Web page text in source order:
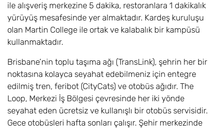
ile alışveriş merkezine 5 dakika, restoranlara 1 dakikalık
yürüyüş mesafesinde yer almaktadır. Kardeş kuruluşu
olan Martin College ile ortak ve kalabalık bir kampüsü
kullanmaktadır.
Brisbane’nin toplu taşıma ağı (TransLink), şehrin her bir
noktasına kolayca seyahat edebilmeniz için entegre
edilmiş tren, feribot (CityCats) ve otobüs ağıdır. The
Loop, Merkezi İş Bölgesi çevresinde her iki yönde
seyahat eden ücretsiz ve kullanışlı bir otobüs servisidir.
Gece otobüsleri hafta sonları çalışır. Şehir merkezinde